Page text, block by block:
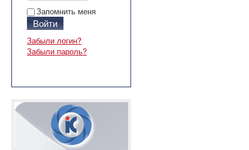
Запомнить меня
Войти
Забыли логин?
Забыли пароль?